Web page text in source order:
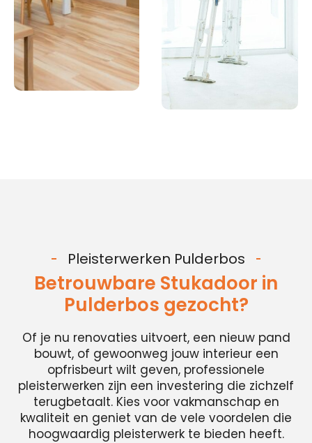
Pleisterwerken Pulderbos
Betrouwbare Stukadoor in
Pulderbos gezocht?
Of je nu renovaties uitvoert, een nieuw pand
bouwt, of gewoonweg jouw interieur een
opfrisbeurt wilt geven, professionele
pleisterwerken zijn een investering die zichzelf
terugbetaalt. Kies voor vakmanschap en
kwaliteit en geniet van de vele voordelen die
hoogwaardig pleisterwerk te bieden heeft.